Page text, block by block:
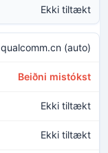
Ekki tiltækt
qualcomm.cn (auto)
Beiðni mistókst
Ekki tiltækt
Ekki tiltækt